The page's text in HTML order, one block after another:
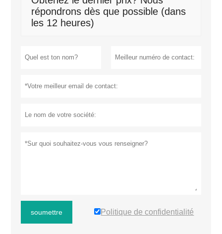
répondrons dès que possible (dans
les 12 heures)
soumettre Politique de confidentialité